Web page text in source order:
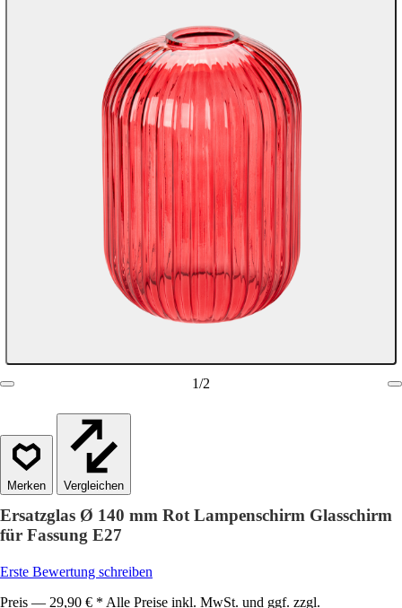
1/2
Vergleichen
Ersatzglas Ø 140 mm Rot Lampenschirm Glasschirm
für Fassung E27
Erste Bewertung schreiben
Preis — 29,90 € * Alle Preise inkl. MwSt. und ggf. zzgl.